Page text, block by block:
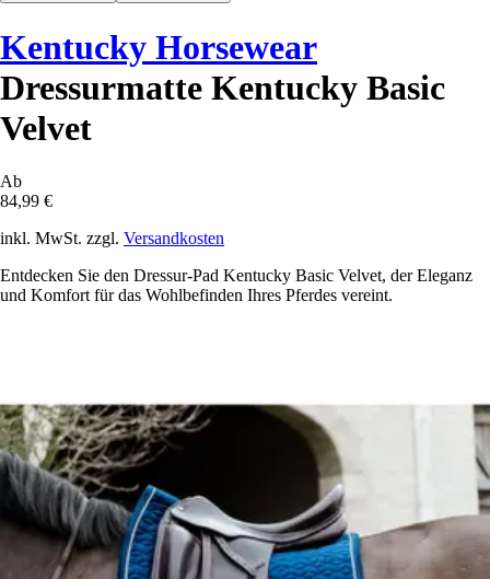
Kentucky Horsewear
Dressurmatte Kentucky Basic
Velvet
Ab
84,99 €
inkl. MwSt. zzgl. Versandkosten
Entdecken Sie den Dressur-Pad Kentucky Basic Velvet, der Eleganz
und Komfort für das Wohlbefinden Ihres Pferdes vereint.